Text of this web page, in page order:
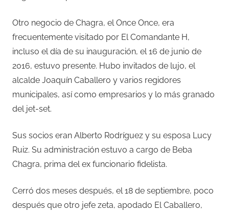
Otro negocio de Chagra, el Once Once, era
frecuentemente visitado por El Comandante H,
incluso el día de su inauguración, el 16 de junio de
2016, estuvo presente. Hubo invitados de lujo, el
alcalde Joaquín Caballero y varios regidores
municipales, así como empresarios y lo más granado
del jet-set.
Sus socios eran Alberto Rodríguez y su esposa Lucy
Ruiz. Su administración estuvo a cargo de Beba
Chagra, prima del ex funcionario fidelista.
Cerró dos meses después, el 18 de septiembre, poco
después que otro jefe zeta, apodado El Caballero,